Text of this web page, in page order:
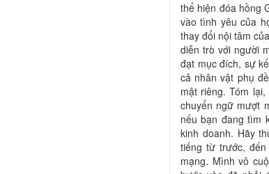
thể hiện đóa hồng
vào tình yêu của
thay đổi nội tâm
diễn trò với người
đạt mục đích, sự
cả nhân vật phụ
mật riêng. Tóm
chuyển ngữ mượt
nếu bạn đang tìm
kinh doanh. Hãy
tiếng từ trước,
mạng. Mình vô